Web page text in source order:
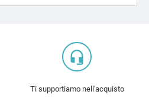
headset_mic
Ti supportiamo nell'acquisto